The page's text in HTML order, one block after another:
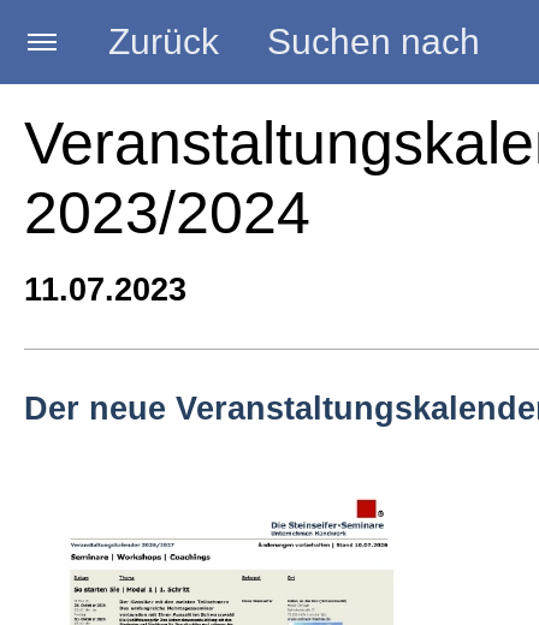
Zurück Suchen nach
Startseite
BLOG HANDWERK
Kategorien
Seminare
Beratungen
2023/2024
11.07.2023
Der neue